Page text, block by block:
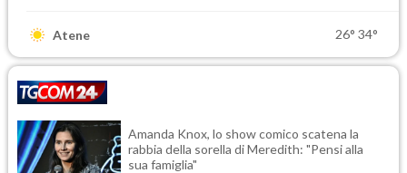
Atene 26° 34°
Amanda Knox, lo show comico scatena la
rabbia della sorella di Meredith: "Pensi alla
sua famiglia"